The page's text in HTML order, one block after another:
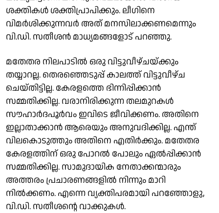
ശക്തികൾ ശക്തിപ്രാപിക്കും. ലീഗിനെ
വിമർശിക്കുന്നവർ അത് മനസിലാക്കണമെന്നും
വി.ഡി. സതീശൻ മാധ്യമങ്ങളോട് പറഞ്ഞു.
മതേതര നിലപാടിൽ ഒരു വിട്ടുവീഴ്ചയ്ക്കും
തയ്യാറല്ല. തെരഞ്ഞെടുപ്പ് കാലത്ത് വിട്ടുവീഴ്ച
ചെയ്തിട്ടില്ല. കേരളത്തെ ഭിന്നിപ്പിക്കാൻ
സമ്മതിക്കില്ല. വരാനിരിക്കുന്ന തലമുറകൾ
സൗഹാർദപൂർവം ഇവിടെ ജീവിക്കണം. അതിനെ
ഇല്ലാതാക്കാൻ ആരെയും അനുവദിക്കില്ല. എന്ത്
വിലകൊടുത്തും അതിനെ എതിർക്കും. മതേതര
കേരളത്തിന് ഒരു പോറൽ പോലും ഏൽപ്പിക്കാൻ
സമ്മതിക്കില്ല. സാമുദായിക നേതാക്കന്മാരും
അത്തരം പ്രചാരണങ്ങളിൽ നിന്നും മാറി
നിൽക്കണം. എന്നെ വ്യക്തിപരമായി പറഞ്ഞോളു,
വി.ഡി. സതീശൻ്റെ വാക്കുകൾ.